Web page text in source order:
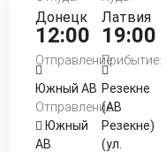
Донецк
12:00
Отправление:
Южный АВ
Отправление:
Южный
АВ
Латвия
19:00
Прибытие:
Резекне
(АВ
Резекне)
(ул.